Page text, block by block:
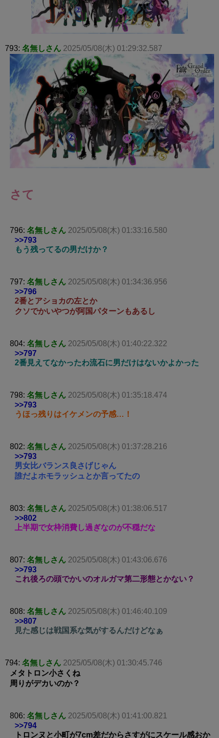
793: 名無しさん 2025/05/08(木) 01:29:32.587
さて
796: 名無しさん 2025/05/08(木) 01:33:16.580
>>793
もう残ってるの男だけか？
797: 名無しさん 2025/05/08(木) 01:34:36.956
>>796
2番とアショカの左とか
クソでかいやつが阿国パターンもあるし
804: 名無しさん 2025/05/08(木) 01:40:22.322
>>797
2番見えてなかったわ流石に男だけはないかよかった
798: 名無しさん 2025/05/08(木) 01:35:18.474
>>793
うほっ残りはイケメンの予感…！
802: 名無しさん 2025/05/08(木) 01:37:28.216
>>793
男女比バランス良さげじゃん
誰だよホモラッシュとか言ってたの
803: 名無しさん 2025/05/08(木) 01:38:06.517
>>802
上半期で女枠消費し過ぎなのが不穏だな
807: 名無しさん 2025/05/08(木) 01:43:06.676
>>793
これ後ろの頭でかいのオルガマ第二形態とかない？
808: 名無しさん 2025/05/08(木) 01:46:40.109
>>807
見た感じは戦国系な気がするんだけどなぁ
794: 名無しさん 2025/05/08(木) 01:30:45.746
メタトロン小さくね
周りがデカいのか？
806: 名無しさん 2025/05/08(木) 01:41:00.821
>>794
トロンヌと小町が7cm差だからさすがにスケール感おか